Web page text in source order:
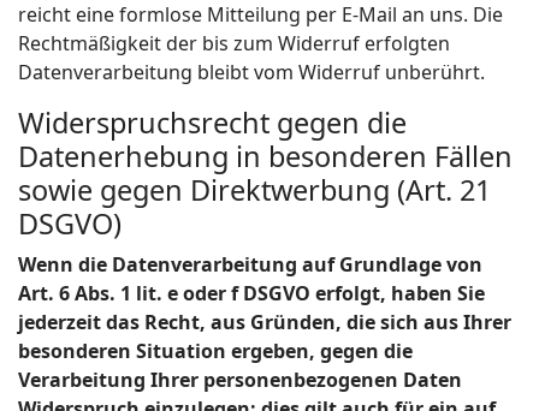
reicht eine formlose Mitteilung per E-Mail an uns. Die
Rechtmäßigkeit der bis zum Widerruf erfolgten
Datenverarbeitung bleibt vom Widerruf unberührt.
Widerspruchsrecht gegen die
Datenerhebung in besonderen Fällen
sowie gegen Direktwerbung (Art. 21
DSGVO)
Wenn die Datenverarbeitung auf Grundlage von
Art. 6 Abs. 1 lit. e oder f DSGVO erfolgt, haben Sie
jederzeit das Recht, aus Gründen, die sich aus Ihrer
besonderen Situation ergeben, gegen die
Verarbeitung Ihrer personenbezogenen Daten